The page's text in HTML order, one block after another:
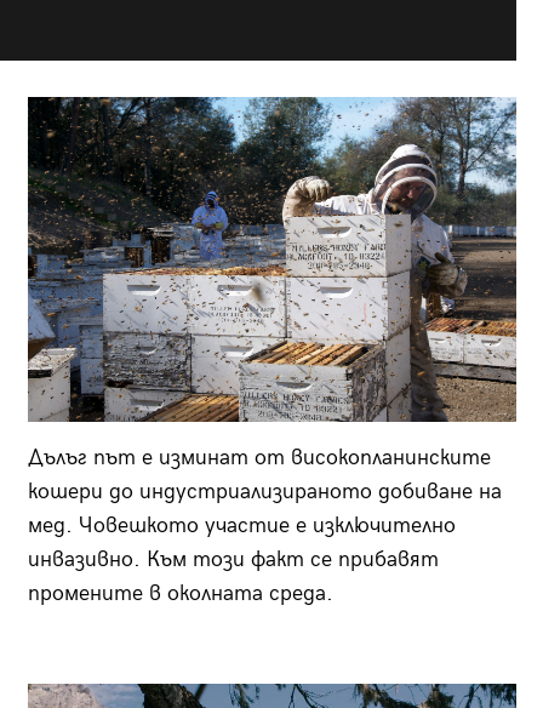
Дълъг път е изминат от високопланинските
кошери до индустриализираното добиване на
мед. Човешкото участие е изключително
инвазивно. Към този факт се прибавят
промените в околната среда.